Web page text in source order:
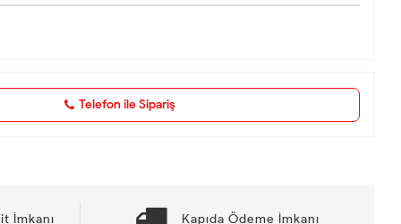
Telefon ile Sipariş
İmkanı Kapıda Ödeme İmkanı